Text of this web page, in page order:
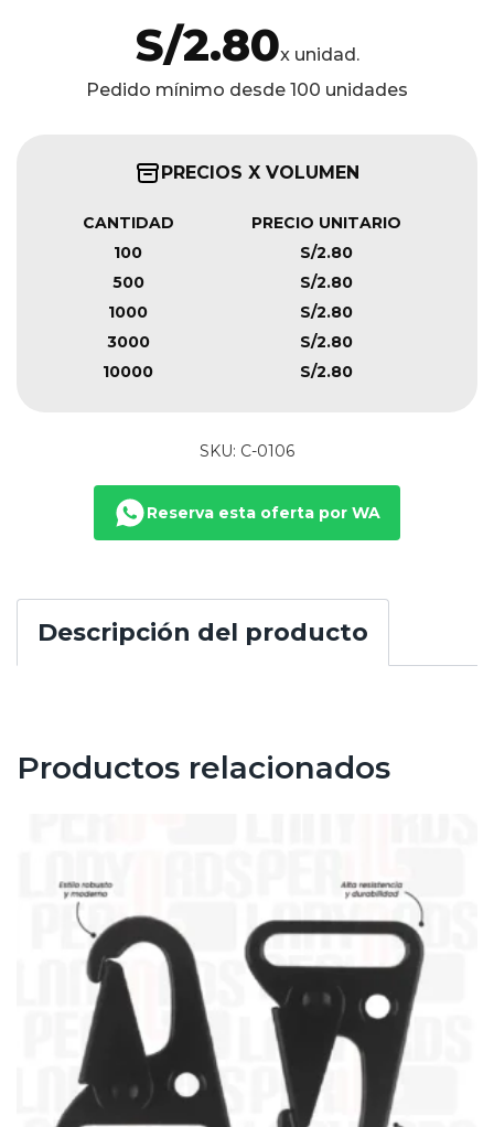
S/2.80x unidad.
Pedido mínimo desde 100 unidades
PRECIOS X VOLUMEN
CANTIDAD
PRECIO UNITARIO
100
S/2.80
500
S/2.80
1000
S/2.80
3000
S/2.80
10000
S/2.80
SKU: C-0106
Reserva esta oferta por WA
Descripción del producto
Productos relacionados